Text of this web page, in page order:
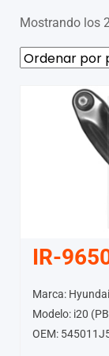
Mostrando los
IR-
Marca: Hyundai
Modelo: i20
OEM: